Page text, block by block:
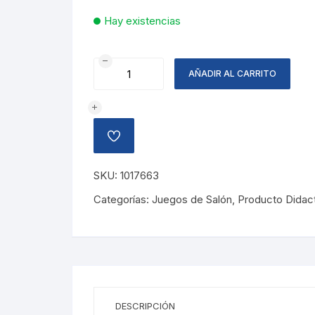
Hay existencias
ROMPECABEZA
MADERA
DEL
ZOO
cantidad
AÑADIR AL CARRITO
AÑADIR
A
LISTA
DE
DESEOS
SKU: 1017663
Categorías: Juegos de Salón, Producto
DESCRIPCIÓN